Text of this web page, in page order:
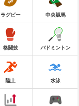
ラグビー 中央競馬
格闘技 バドミントン
陸上 水泳